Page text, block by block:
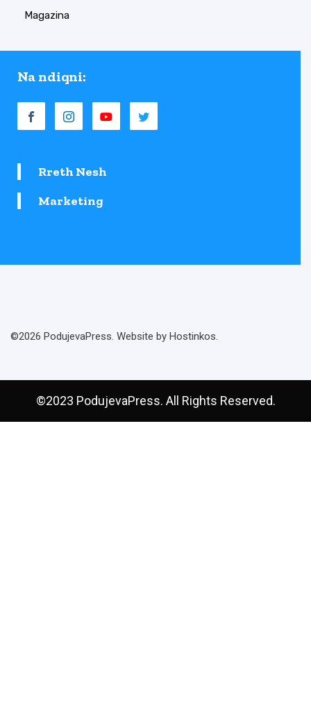
Magazina
Na ndiqni:
Rreth Nesh
Marketing
©2026 PodujevaPress. Website by Hostinkos.
©2023 PodujevaPress. All Rights Reserved.